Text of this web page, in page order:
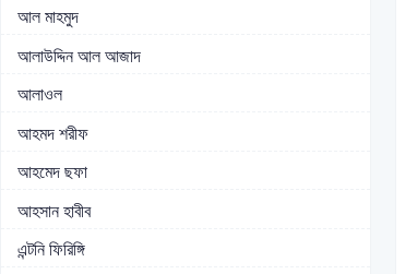
আল মাহমুদ
আলাউদ্দিন আল আজাদ
আলাওল
আহমদ শরীফ
আহমেদ ছফা
আহসান হাবীব
এন্টনি ফিরিঙ্গি